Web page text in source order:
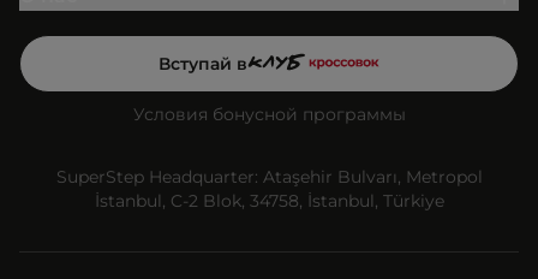
Вступай в
Условия бонусной программы
SuperStep Headquarter: Ataşehir Bulvarı, Metropol
İstanbul, C-2 Blok, 34758, İstanbul, Türkiye